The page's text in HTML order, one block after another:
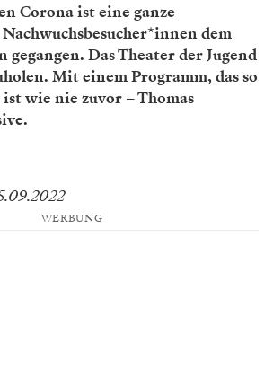
Corona ist eine ganze
dem
Das Theater der Jugend
Mit einem Programm, das so
wie nie zuvor – Thomas
WERBUNG